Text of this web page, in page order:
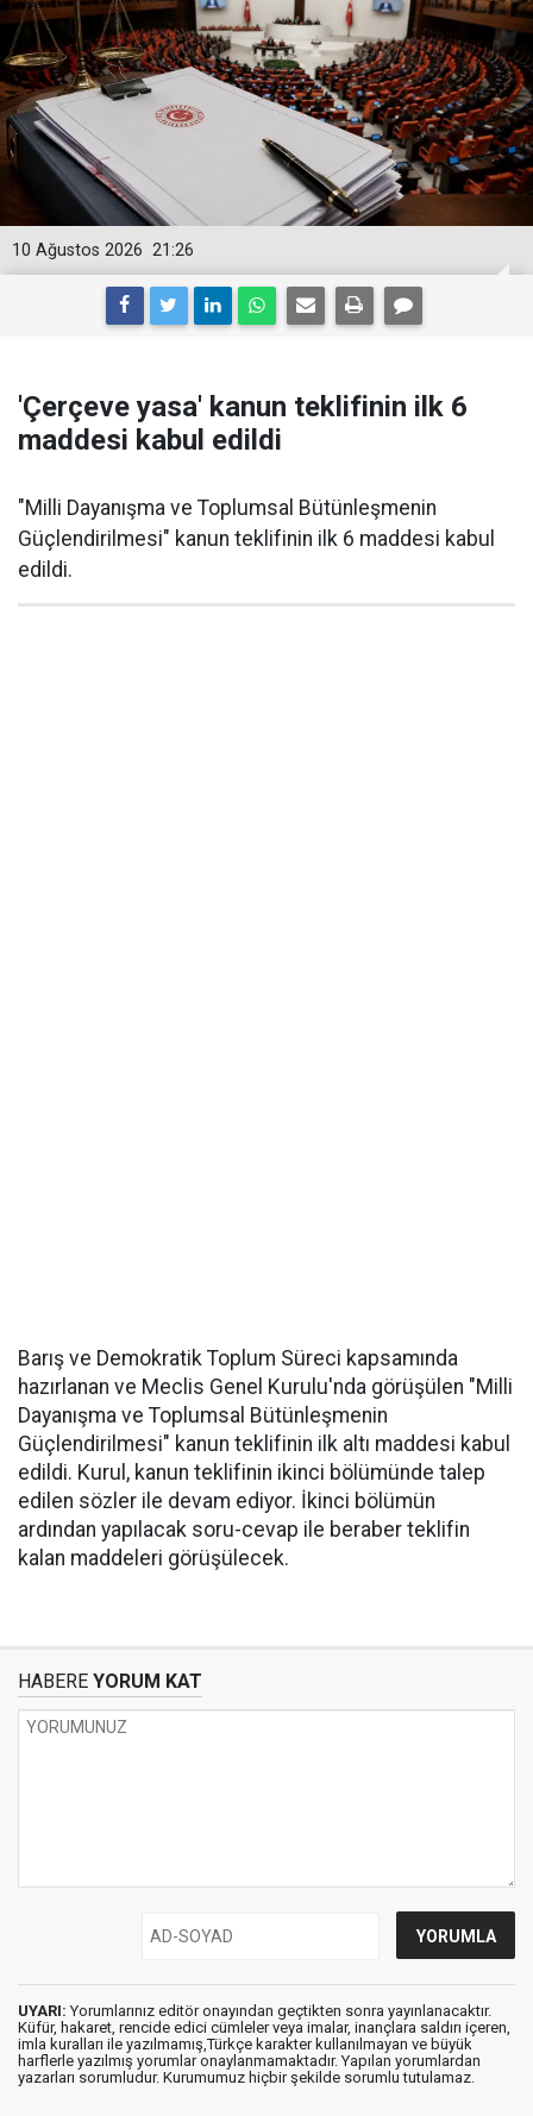
21:26
10 Ağustos 2026
'Çerçeve yasa' kanun teklifinin ilk 6
maddesi kabul edildi
"Milli Dayanışma ve Toplumsal Bütünleşmenin
Güçlendirilmesi" kanun teklifinin ilk 6 maddesi kabul
edildi.
Barış ve Demokratik Toplum Süreci kapsamında
hazırlanan ve Meclis Genel Kurulu'nda görüşülen "Milli
Dayanışma ve Toplumsal Bütünleşmenin
Güçlendirilmesi" kanun teklifinin ilk altı maddesi kabul
edildi. Kurul, kanun teklifinin ikinci bölümünde talep
edilen sözler ile devam ediyor. İkinci bölümün
ardından yapılacak soru-cevap ile beraber teklifin
kalan maddeleri görüşülecek.
HABERE YORUM KAT
UYARI: Yorumlarınız editör onayından geçtikten sonra yayınlanacaktır.
Küfür, hakaret, rencide edici cümleler veya imalar, inançlara saldırı içeren,
imla kuralları ile yazılmamış,Türkçe karakter kullanılmayan ve büyük
harflerle yazılmış yorumlar onaylanmamaktadır. Yapılan yorumlardan
yazarları sorumludur. Kurumumuz hiçbir şekilde sorumlu tutulamaz.